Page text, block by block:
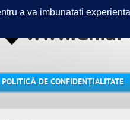
POLITICĂ DE CONFIDENȚIALITATE